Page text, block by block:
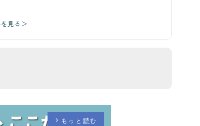
見る＞
arrow_forward_ios もっと読む